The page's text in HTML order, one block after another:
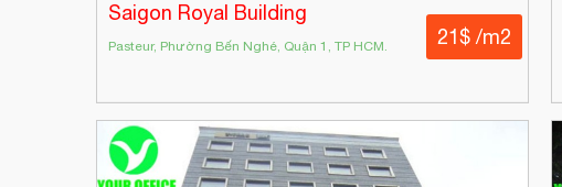
Saigon Royal Building
Pasteur, Phường Bến Nghé, Quận 1, TP HCM. 21$ /m2